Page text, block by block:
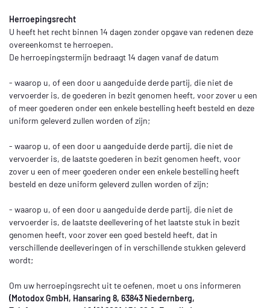
Herroepingsrecht
U heeft het recht binnen 14 dagen zonder opgave van redenen deze
overeenkomst te herroepen.
De herroepingstermijn bedraagt 14 dagen vanaf de datum
- waarop u, of een door u aangeduide derde partij, die niet de
vervoerder is, de goederen in bezit genomen heeft, voor zover u een
of meer goederen onder een enkele bestelling heeft besteld en deze
uniform geleverd zullen worden of zijn;
- waarop u, of een door u aangeduide derde partij, die niet de
vervoerder is, de laatste goederen in bezit genomen heeft, voor
zover u een of meer goederen onder een enkele bestelling heeft
besteld en deze uniform geleverd zullen worden of zijn;
- waarop u, of een door u aangeduide derde partij, die niet de
vervoerder is, de laatste deellevering of het laatste stuk in bezit
genomen heeft, voor zover een goed besteld heeft, dat in
verschillende deelleveringen of in verschillende stukken geleverd
wordt;
Om uw herroepingsrecht uit te oefenen, moet u ons informeren
(Motodox GmbH, Hansaring 8, 63843 Niedernberg,